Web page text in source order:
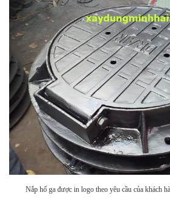
Nắp hố ga được in logo theo yêu cầu của khách